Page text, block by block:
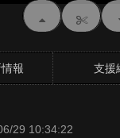
報 支援
29 10:34:22